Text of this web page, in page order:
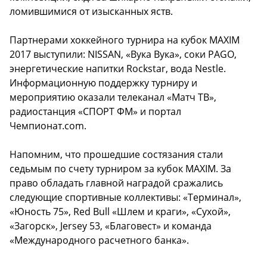
ломившимися от изысканных яств.
Партнерами хоккейного турнира на кубок MAXIM
2017 выступили: NISSAN, «Вука Вука», соки PAGO,
энергетические напитки Rockstar, вода Nestle.
Информационную поддержку турниру и
мероприятию оказали телеканал «Матч ТВ»,
радиостанция «СПОРТ ФМ» и портал
Чемпионат.com.
Напомним, что прошедшие состязания стали
седьмым по счету турниром за кубок MAXIM. За
право обладать главной наградой сражались
следующие спортивные коллективы: «Терминал»,
«Юность 75», Red Bull «Шлем и краги», «Сухой»,
«Загорск», Jersey 53, «Благовест» и команда
«Международного расчетного банка».